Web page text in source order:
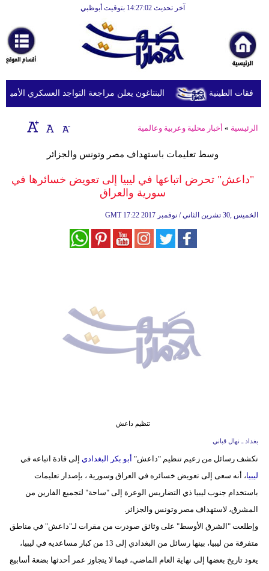
آخر تحديث 14:27:02 بتوقيت أبوظبي
أخبارعاجلة
رياضة
ثقافة
إقتصاد
وموسيقى
أزياء
وتكنولوجيا
بيئة
مدوَّنات
البنتاغون يعلن مراجعة التواجد العسكري
الرئيسية » أخبار محلية وعربية وعالمية
وسط تعليمات باستهداف مصر وتونس والجزائر
"داعش" تحرض اتباعها في ليبيا إلى تعويض خسائرها في
سورية والعراق
GMT 17:22 2017 الخميس ,30 تشرين الثاني / نوفمبر
تنظيم داعش
بغداد ـ نهال قباني
تكشف رسائل من زعيم تنظيم "داعش" أبو بكر البغدادي إلى قادة اتباعه في
ليبيا، أنه سعى إلى تعويض خسائره في العراق وسورية ، بإصدار تعليمات
باستخدام جنوب ليبيا ذي التضاريس الوعرة إلى "ساحة" لتجميع الفارين من
المشرق، لاستهداف مصر وتونس والجزائر.
وإطلعت "الشرق الأوسط" على وثائق صودرت من مقرات لـ"داعش" في مناطق
متفرقة من ليبيا، بينها رسائل من البغدادي إلى 13 من كبار مساعديه في ليبيا،
يعود تاريخ بعضها إلى نهاية العام الماضي، فيما لا يتجاوز عمر أحدثها بضعة أسابيع